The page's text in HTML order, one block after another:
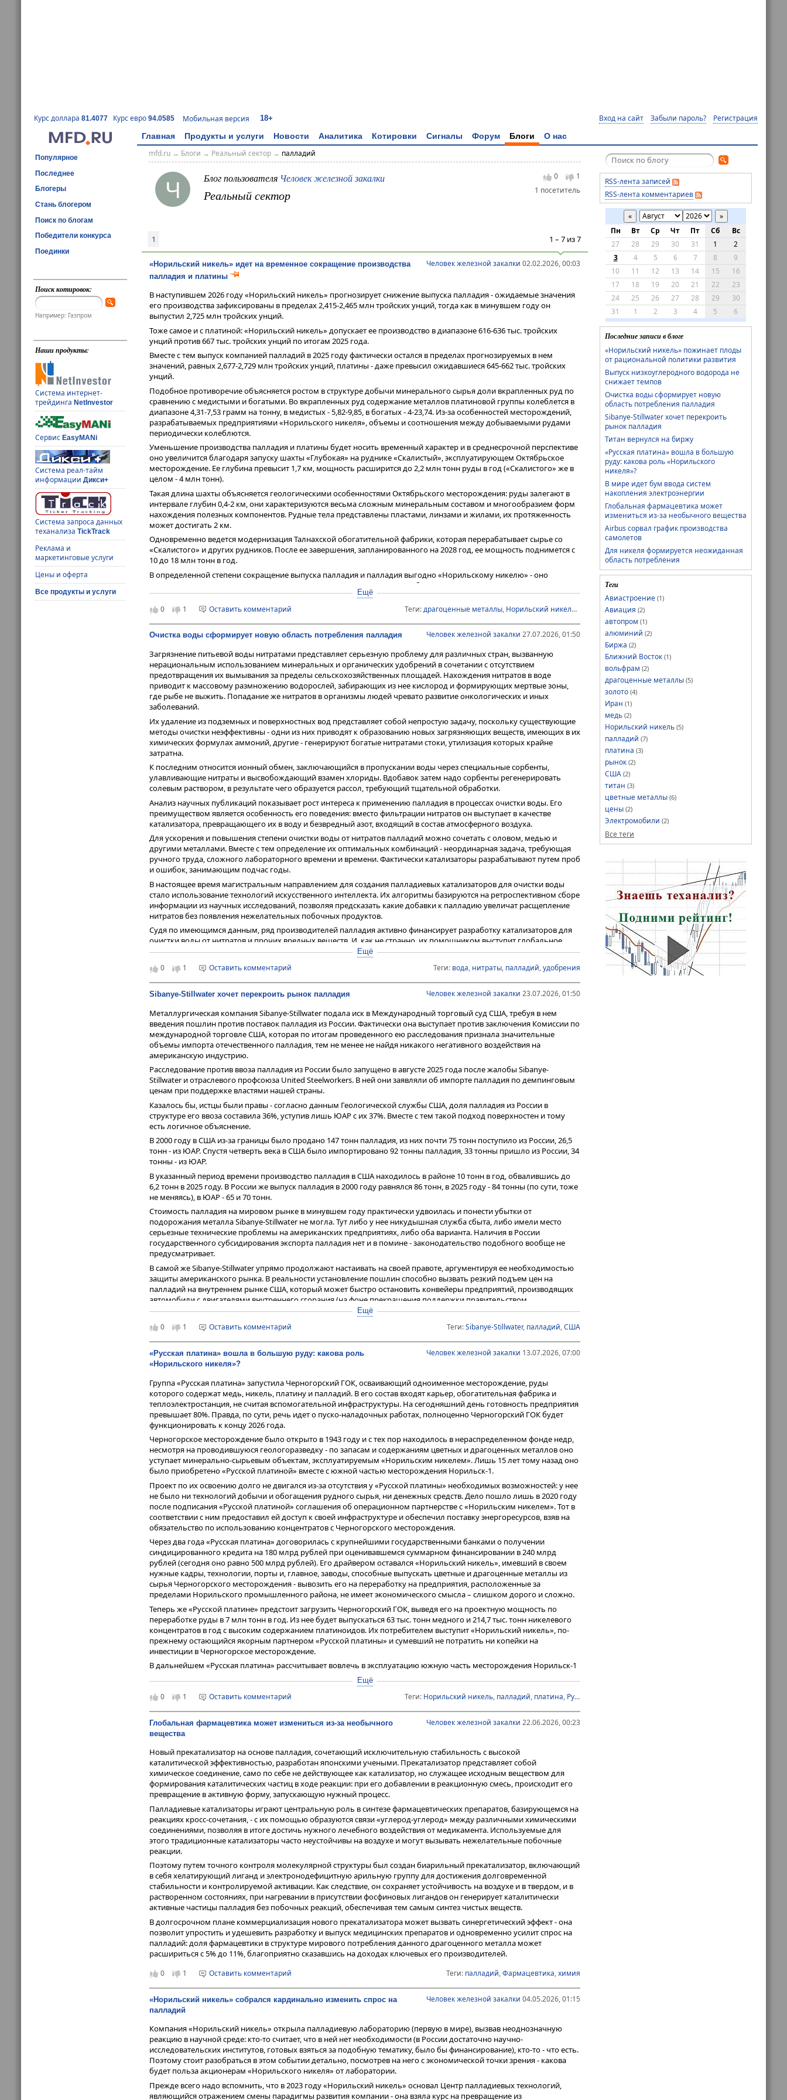
Курс доллара 81.4077 Курс евро 94.0585 Мобильная версия 18+ Вход на сайт Забыли пароль? Регистрация
Главная Продукты и услуги Новости Аналитика Котировки Сигналы Форум Блоги О нас
Популярное
Последнее
Блогеры
Стань блогером
Поиск по блогам
Победители конкурса
Поединки
Поиск котировок:
Например: Газпром
Наши продукты:
Система интернет-
трейдингаNetInvestor
СервисEasyMANi
Система реал-тайм
информацииДикси+
Система запроса данных
теханализаTickTrack
Реклама и
маркетинговые услуги
Цены и оферта
Все продукты и услуги
mfd.ru→ Блоги → Реальный сектор→ палладий
0
1
1 посетитель
Ч Блог пользователя Человек железной закалки
Реальный сектор
1 – 7 из 7
1
Человек железной закалки 02.02.2026, 00:03
«Норильский никель» идет на временное сокращение производства
палладия и платины
В наступившем 2026 году «Норильский никель» прогнозирует снижение выпуска палладия - ожидаемые значения
его производства зафиксированы в пределах 2,415-2,465 млн тройских унций, тогда как в минувшем году он
выпустил 2,725 млн тройских унций.
Тоже самое и с платиной: «Норильский никель» допускает ее производство в диапазоне 616-636 тыс. тройских
унций против 667 тыс. тройских унций по итогам 2025 года.
Вместе с тем выпуск компанией палладий в 2025 году фактически остался в пределах прогнозируемых в нем
значений, равных 2,677-2,729 млн тройских унций, платины - даже превысил ожидавшиеся 645-662 тыс. тройских
унций.
Подобное противоречие объясняется ростом в структуре добычи минерального сырья доли вкрапленных руд по
сравнению с медистыми и богатыми. Во вкрапленных руд содержание металлов платиновой группы колеблется в
диапазоне 4,31-7,53 грамм на тонну, в медистых - 5,82-9,85, в богатых - 4-23,74. Из-за особенностей месторождений,
разрабатываемых предприятиями «Норильского никеля», объемы и соотношения между добываемыми рудами
периодически колеблются.
Уменьшение производства палладия и платины будет носить временный характер и в среднесрочной перспективе
оно увеличится благодаря запуску шахты «Глубокая» на руднике «Скалистый», эксплуатирующем Октябрьское
месторождение. Ее глубина превысит 1,7 км, мощность расширится до 2,2 млн тонн руды в год («Скалистого» же в
целом - 4 млн тонн).
Такая длина шахты объясняется геологическими особенностями Октябрьского месторождения: руды залегают в
интервале глубин 0,4-2 км, они характеризуются весьма сложным минеральным составом и многообразием форм
нахождения полезных компонентов. Рудные тела представлены пластами, линзами и жилами, их протяженность
может достигать 2 км.
Одновременно ведется модернизация Талнахской обогатительной фабрики, которая перерабатывает сырье со
«Скалистого» и других рудников. После ее завершения, запланированного на 2028 год, ее мощность поднимется с
10 до 18 млн тонн в год.
В определенной степени сокращение выпуска палладия и палладия выгодно «Норильскому никелю» - оно
поможет поддержать их мировые цены на многолетних максимумах, обеспечивающих рост доходов компании. В
горизонте 2030 года оба металла могут еще выше как за счет спада их добычи в Северной Америке и Южной
Африке, так усиления спроса со стороны традиционных (например, автомобилестроения), так и новых областей
потребления (водородной энергетики и др.), позволяя «Норильскому никелю» спокойно увеличить их
производство.
Ещё
0 1 Оставить комментарий Теги:драгоценные металлы, Норильский никель , палладий,платина
Человек железной закалки 27.07.2026, 01:50
Очистка воды сформирует новую область потребления палладия
Загрязнение питьевой воды нитратами представляет серьезную проблему для различных стран, вызванную
нерациональным использованием минеральных и органических удобрений в сочетании с отсутствием
предотвращения их вымывания за пределы сельскохозяйственных площадей. Нахождения нитратов в воде
приводит к массовому размножению водорослей, забирающих из нее кислород и формирующих мертвые зоны,
где рыбе не выжить. Попадание же нитратов в организмы людей чревато развитие онкологических и иных
заболеваний.
Их удаление из подземных и поверхностных вод представляет собой непростую задачу, поскольку существующие
методы очистки неэффективны - одни из них приводят к образованию новых загрязняющих веществ, имеющих в их
химических формулах аммоний, другие - генерируют богатые нитратами стоки, утилизация которых крайне
затратна.
К последним относится ионный обмен, заключающийся в пропускании воды через специальные сорбенты,
улавливающие нитраты и высвобождающий взамен хлориды. Вдобавок затем надо сорбенты регенерировать
солевым раствором, в результате чего образуется рассол, требующий тщательной обработки.
Анализ научных публикаций показывает рост интереса к применению палладия в процессах очистки воды. Его
преимуществом является особенность его поведения: вместо фильтрации нитратов он выступает в качестве
катализатора, превращающего их в воду и безвредный азот, входящий в состав атмосферного воздуха.
Для ускорения и повышения степени очистки воды от нитратов палладий можно сочетать с оловом, медью и
другими металлами. Вместе с тем определение их оптимальных комбинаций - неординарная задача, требующая
ручного труда, сложного лабораторного времени и времени. Фактически катализаторы разрабатывают путем проб
и ошибок, занимающим подчас годы.
В настоящее время магистральным направлением для создания палладиевых катализаторов для очистки воды
стало использование технологий искусственного интеллекта. Их алгоритмы базируются на ретроспективном сборе
информации из научных исследований, позволяя предсказать какие добавки к палладию увеличат расщепление
нитратов без появления нежелательных побочных продуктов.
Судя по имеющимся данным, ряд производителей палладия активно финансирует разработку катализаторов для
очистки воды от нитратов и прочих вредных веществ. И, как не странно, их помощником выступит глобальное
сельское хозяйство: в 2025 году его потребление азотных удобрений составило порядка 120 млн тонн (в пересчете
на азот), в 2025 году оно может достигнуть 135-140 млн тонн. Уровень же их внесения на поля может вырасти с 88 кг
на гектар в 2025 году до 91 кг в 2030 году.
В конечном счете массовое применение палладия в системах снабжения и очистки воды позволит в буквальном
смысле слова дать толчок к формированию его новой сферы спроса с емкостью до 5-10 тонн в горизонте
ближайших десяти лет и хорошими перспективами дальнейшего расширения.
MFD.ru, 27.07.2026
Ещё
0 1 Оставить комментарий Теги: вода, нитраты, палладий,удобрения
Человек железной закалки 23.07.2026, 01:50
Sibanye-Stillwater хочет перекроить рынок палладия
Металлургическая компания Sibanye-Stillwater подала иск в Международный торговый суд США, требуя в нем
введения пошлин против поставок палладия из России. Фактически она выступает против заключения Комиссии по
международной торговле США, которая по итогам проведенного ею расследования признала значительные
объемы импорта отечественного палладия, тем не менее не найдя никакого негативного воздействия на
американскую индустрию.
Расследование против ввоза палладия из России было запущено в августе 2025 года после жалобы Sibanye-
Stillwater и отраслевого профсоюза United Steelworkers. В ней они заявляли об импорте палладия по демпинговым
ценам при поддержке властями нашей страны.
Казалось бы, истцы были правы - согласно данным Геологической службы США, доля палладия из России в
структуре его ввоза составила 36%, уступив лишь ЮАР с их 37%. Вместе с тем такой подход поверхностен и тому
есть логичное объяснение.
В 2000 году в США из-за границы было продано 147 тонн палладия, из них почти 75 тонн поступило из России, 26,5
тонн - из ЮАР. Спустя четверть века в США было импортировано 92 тонны палладия, 33 тонны пришло из России, 34
тонны - из ЮАР.
В указанный период времени производство палладия в США находилось в районе 10 тонн в год, обвалившись до
6,2 тонн в 2025 году. В России же выпуск палладия в 2000 году равнялся 86 тонн, в 2025 году - 84 тонны (по сути, тоже
не меняясь), в ЮАР - 65 и 70 тонн.
Стоимость палладия на мировом рынке в минувшем году практически удвоилась и понести убытки от
подорожания металла Sibanye-Stillwater не могла. Тут либо у нее никудышная служба сбыта, либо имели место
серьезные технические проблемы на американских предприятиях, либо оба варианта. Наличия в России
государственного субсидирования экспорта палладия нет и в помине - законодательство подобного вообще не
предусматривает.
В самой же Sibanye-Stillwater упрямо продолжают настаивать на своей правоте, аргументируя ее необходимостью
защиты американского рынка. В реальности установление пошлин способно вызвать резкий подъем цен на
палладий на внутреннем рынке США, который может быстро остановить конвейеры предприятий, производящих
автомобили с двигателями внутреннего сгорания (на фоне прекращения поддержки правительством
электротранспорта).
Одновременно будет проведен «обмен рынками» между Россией и ее конкурентами - ЮАР, Зимбабве, Канада и
Бельгия нарастят отгрузки в США, Россия - в Китай и остальные дружественные государства. КНР вообще активно
расширяет ввоз палладия, он ему нужен в автомобилестроении и не только в нем (там увеличивают его
применение в различных областях, например, для выпуска стекловолокна): за пять месяцев 2026 года импорт
палладия из России в Китай достиг почти 20 тонн.
В конечном счете добившись закрытия американского рынка для отечественного палладия Sibanye-Stillwater
добьется только одного - она банально осложнит жизнь его потребителей, которые точно не выстроятся в
очередь исключительно к ней, предпочтя диверсифицировать его закупки - монополизм Sibanye-Stillwater никому
в США не нужен.
Ещё
0 1 Оставить комментарий Теги:Sibanye-Stillwater, палладий,США
Человек железной закалки 13.07.2026, 07:00
«Русская платина» вошла в большую руду: какова роль
«Норильского никеля»?
Группа «Русская платина» запустила Черногорский ГОК, осваивающий одноименное месторождение, руды
которого содержат медь, никель, платину и палладий. В его состав входят карьер, обогатительная фабрика и
теплоэлектростанция, не считая вспомогательной инфраструктуры. На сегодняшний день готовность предприятия
превышает 80%. Правда, по сути, речь идет о пуско-наладочных работах, полноценно Черногорский ГОК будет
функционировать к концу 2026 года.
Черногорское месторождение было открыто в 1943 году и с тех пор находилось в нераспределенном фонде недр,
несмотря на проводившуюся геологоразведку - по запасам и содержаниям цветных и драгоценных металлов оно
уступает минерально-сырьевым объектам, эксплуатируемым «Норильским никелем». Лишь 15 лет тому назад оно
было приобретено «Русской платиной» вместе с южной частью месторождения Норильск-1.
Проект по их освоению долго не двигался из-за отсутствия у «Русской платины» необходимых возможностей: у нее
не было ни технологий добычи и обогащения рудного сырья, ни денежных средств. Дело пошло лишь в 2020 году
после подписания «Русской платиной» соглашения об операционном партнерстве с «Норильским никелем». Тот в
соответствии с ним предоставил ей доступ к своей инфраструктуре и обеспечил поставку энергоресурсов, взяв на
обязательство по использованию концентратов с Черногорского месторождения.
Через два года «Русская платина» договорилась с крупнейшими государственными банками о получении
синдицированного кредита на 180 млрд рублей при оценивавшемся суммарном финансировании в 240 млрд
рублей (сегодня оно равно 500 млрд рублей). Его драйвером оставался «Норильский никель», имевший в своем
нужные кадры, технологии, порты и, главное, заводы, способные выпускать цветные и драгоценные металлы из
сырья Черногорского месторождения - вывозить его на переработку на предприятия, расположенные за
пределами Норильского промышленного района, не имеет экономического смысла – слишком дорого и сложно.
Теперь же «Русской платине» предстоит загрузить Черногорский ГОК, выведя его на проектную мощность по
переработке руды в 7 млн тонн в год. Из нее будет выпускаться 63 тыс. тонн медного и 214,7 тыс. тонн никелевого
концентратов в год с высоким содержанием платиноидов. Их потребителем выступит «Норильский никель», по-
прежнему остающийся якорным партнером «Русской платины» и сумевший не потратить ни копейки на
инвестиции в Черногорское месторождение.
В дальнейшем «Русская платина» рассчитывает вовлечь в эксплуатацию южную часть месторождения Норильск-1
(это обойдется тоже в порядка 500 млрд рублей), таким образом доведя переработку руды на Черногорском ГОКе
до 14 млн тонн в год, позволив выпускать до 55 тонн платины и палладия в концентратах.
В ближайшие же годы именно «Норильский никель» будет локомотивом проекта за счет непосредственного
участия в его реализации и имеющихся у него мощностях по металлургическому переделу. Для него подобная
роль выгодна с точки зрения снабжения сырьем и стабильности производства цветных и драгоценных металлов,
прямо влияющей на его доходы - они в ближайшие годы существенно увеличатся.
Ещё
0 1 Оставить комментарий Теги: Норильский никель, палладий, платина, Русская платина
Человек железной закалки 22.06.2026, 00:23
Глобальная фармацевтика может измениться из-за необычного
вещества
Новый прекатализатор на основе палладия, сочетающий исключительную стабильность с высокой
каталитической эффективностью, разработан японскими учеными. Прекатализатор представляет собой
химическое соединение, само по себе не действующее как катализатор, но служащее исходным веществом для
формирования каталитических частиц в ходе реакции: при его добавлении в реакционную смесь, происходит его
превращение в активную форму, запускающую нужный процесс.
Палладиевые катализаторы играют центральную роль в синтезе фармацевтических препаратов, базирующемся на
реакциях кросс-сочетания, - с их помощью образуются связи «углерод-углерод» между различными химическими
соединениями, позволяя в итоге достичь нужного лечебного воздействия от медикамента. Используемые для
этого традиционные катализаторы часто неустойчивы на воздухе и могут вызывать нежелательные побочные
реакции.
Поэтому путем точного контроля молекулярной структуры был создан биарильный прекатализатор, включающий
в себя хелатирующий лиганд и электронодефицитную арильную группу для достижения долговременной
стабильности и контролируемой активации. Как следствие, он сохраняет устойчивость на воздухе и в твердом, и в
растворенном состояниях, при нагревании в присутствии фосфиновых лигандов он генерирует каталитически
активные частицы палладия без побочных реакций, обеспечивая тем самым синтез чистых веществ.
В долгосрочном плане коммерциализация нового прекатализатора может вызвать синергетический эффект - она
позволит упростить и удешевить разработку и выпуск медицинских препаратов и одновременно усилит спрос на
палладий: доля фармацевтики в структуре мирового потребления данного драгоценного металла может
расшириться с 5% до 11%, благоприятно сказавшись на доходах ключевых его производителей.
0 1 Оставить комментарий Теги: палладий,Фармацевтика,химия
Человек железной закалки 04.05.2026, 01:15
«Норильский никель» собрался кардинально изменить спрос на
палладий
Компания «Норильский никель» открыла палладиевую лабораторию (первую в мире), вызвав неоднозначную
реакцию в научной среде: кто-то считает, что в ней нет необходимости (в России достаточно научно-
исследовательских институтов, готовых взяться за подобную тематику, было бы финансирование), кто-то - что есть.
Поэтому стоит разобраться в этом событии детально, посмотрев на него с экономической точки зрения - какова
будет польза акционерам «Норильского никеля» от лаборатории.
Прежде всего надо вспомнить, что в 2023 году «Норильский никель» основал Центр палладиевых технологий,
являющийся отражением смены парадигмы развития компании - она взяла курс на превращение из
RSS-лента записей
RSS-лента комментариев
«
»
Пн
Вт Ср Чт Пт Сб
Вс
27
28 29 30 31 1
2
3
4 5 6 7 8
9
10
11 12 13 14 15
16
17
18 19 20 21 22
23
24
25 26 27 28 29
30
31
1 2 3 4 5 6
Последние записи в блоге
«Норильский никель» пожинает плоды
от рациональной политики развития
Выпуск низкоуглеродного водорода не
снижает темпов
Очистка воды сформирует новую
область потребления палладия
Sibanye-Stillwater хочет перекроить
рынок палладия
Титан вернулся на биржу
«Русская платина» вошла в большую
руду: какова роль «Норильского
никеля»?
В мире идет бум ввода систем
накопления электроэнергии
Глобальная фармацевтика может
измениться из-за необычного вещества
Airbus сорвал график производства
самолетов
Для никеля формируется неожиданная
область потребления
Теги
Авиастроение (1)
Авиация (2)
автопром (1)
алюминий (2)
Биржа (2)
Ближний Восток (1)
вольфрам (2)
драгоценные металлы (5)
золото (4)
Иран (1)
медь (2)
Норильский никель (5)
палладий (7)
платина (3)
рынок (2)
США (2)
титан (3)
цветные металлы (6)
цены (2)
Электромобили (2)
Все теги